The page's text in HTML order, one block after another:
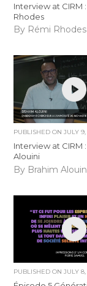
Interview at CIRM
Rhodes
By Rémi Rhodes
PUBLISHED ONJULY
Interview at CIRM
Alouini
By Brahim
PUBLISHED ONJULY